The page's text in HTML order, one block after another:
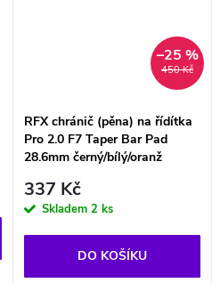
450 Kč
–25 %
RFX chránič (pěna) na řídítka
Pro 2.0 F7 Taper Bar Pad
28.6mm černý/bílý/oranž
337 Kč
Skladem 2 ks
DO KOŠÍKU